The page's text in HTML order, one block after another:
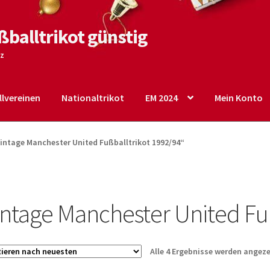
günstig
Nationaltrikot EM 2024 Mein Konto
Shop Startseite – EnglishWarenkorb
Manchester United Fußballtrikot 1992/94“
Manchester United
Alle 4 Ergebnisse werden